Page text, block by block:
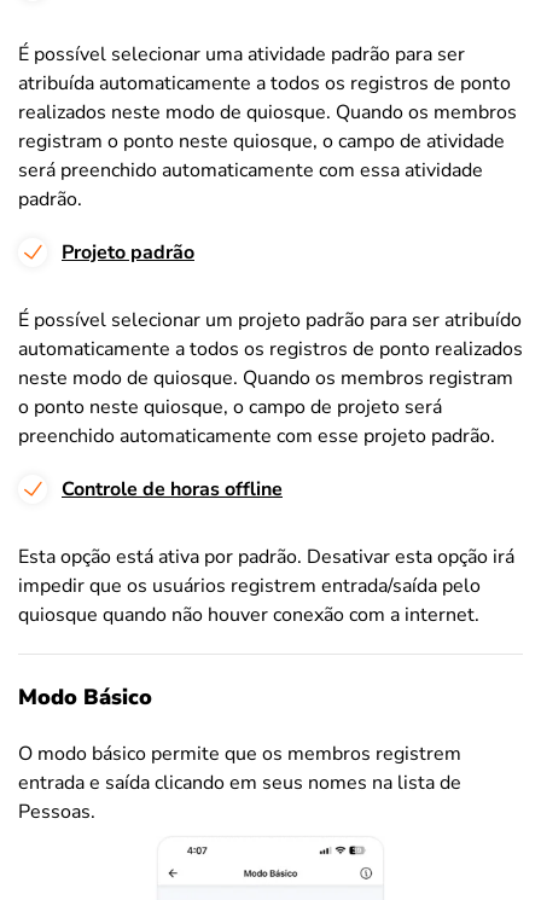
É possível selecionar uma atividade padrão para ser
atribuída automaticamente a todos os registros de ponto
realizados neste modo de quiosque. Quando os membros
registram o ponto neste quiosque, o campo de atividade
será preenchido automaticamente com essa atividade
padrão.
Projeto padrão
É possível selecionar um projeto padrão para ser atribuído
automaticamente a todos os registros de ponto realizados
neste modo de quiosque. Quando os membros registram
o ponto neste quiosque, o campo de projeto será
preenchido automaticamente com esse projeto padrão.
Controle de horas offline
Esta opção está ativa por padrão. Desativar esta opção irá
impedir que os usuários registrem entrada/saída pelo
quiosque quando não houver conexão com a internet.
Modo Básico
O modo básico permite que os membros registrem
entrada e saída clicando em seus nomes na lista de
Pessoas.